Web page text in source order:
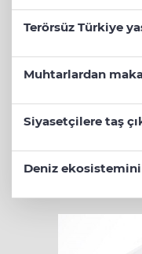
Terörsüz Türkiye
Muhtarlardan
Siyasetçilere taş
Deniz